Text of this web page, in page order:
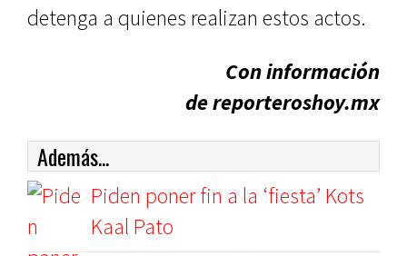
detenga a quienes realizan estos actos.
Con información
de reporteroshoy.mx
Además...
Piden poner fin a la ‘fiesta’ Kots
Kaal Pato